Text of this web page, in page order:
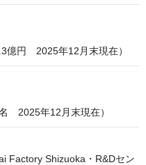
億円　2025年12月末現在）
　2025年12月末現在）
Factory Shizuoka・R&Dセン